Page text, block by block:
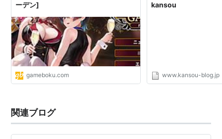
ーデン]
gameboku.com
kansou
www.kansou-blog.jp
関連ブログ